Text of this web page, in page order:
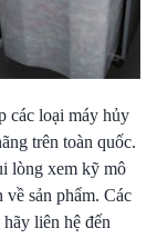
các loại máy hủy
trên toàn quốc.
lòng xem kỹ mô
về sản phẩm. Các
liên hệ đến